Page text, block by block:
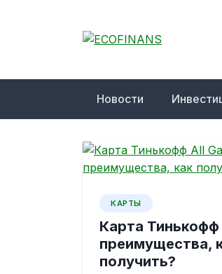
Новости
КАРТЫ
Карта Тинькофф
преимущества,
получить?